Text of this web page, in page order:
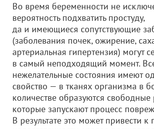
Во время беременности не
вероятность подхватить простуду,
да и имеющиеся сопутствующие
(заболевания почек, ожирение,
артериальная гипертензия) могут
в самый неподходящий момент.
нежелательные состояния имеют
свойство — в тканях организма в
количестве образуются
которые запускают процесс
В результате это может привести к